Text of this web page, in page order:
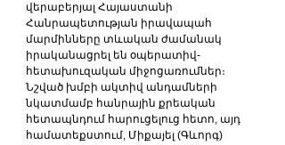
վերաբերյալ Հայաստանի
Հանրապետության իրավապահ
մարմինները տևական ժամանակ
իրականացրել են օպերատիվ-
հետախուզական միջոցառումներ։
Նշված խմբի ակտիվ անդամների
նկատմամբ հանրային քրեական
հետապնդում հարուցելուց հետո, այդ
համատեքստում, Միքայել (Գևորգ)